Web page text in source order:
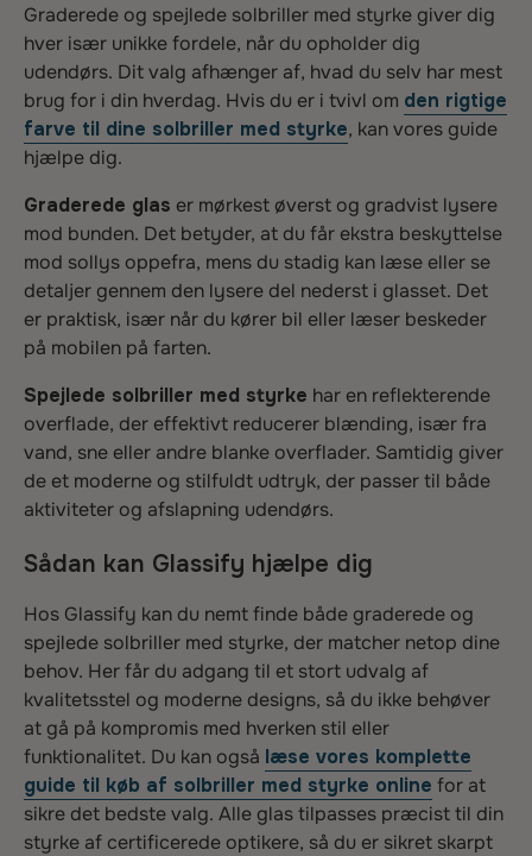
Graderede og spejlede solbriller med styrke giver dig
hver især unikke fordele, når du opholder dig
udendørs. Dit valg afhænger af, hvad du selv har mest
brug for i din hverdag. Hvis du er i tvivl om den rigtige
farve til dine solbriller med styrke, kan vores guide
hjælpe dig.
Graderede glas er mørkest øverst og gradvist lysere
mod bunden. Det betyder, at du får ekstra beskyttelse
mod sollys oppefra, mens du stadig kan læse eller se
detaljer gennem den lysere del nederst i glasset. Det
er praktisk, især når du kører bil eller læser beskeder
på mobilen på farten.
Spejlede solbriller med styrke har en reflekterende
overflade, der effektivt reducerer blænding, især fra
vand, sne eller andre blanke overflader. Samtidig giver
de et moderne og stilfuldt udtryk, der passer til både
aktiviteter og afslapning udendørs.
Sådan kan Glassify hjælpe dig
Hos Glassify kan du nemt finde både graderede og
spejlede solbriller med styrke, der matcher netop dine
behov. Her får du adgang til et stort udvalg af
kvalitetsstel og moderne designs, så du ikke behøver
at gå på kompromis med hverken stil eller
funktionalitet. Du kan også læse vores komplette
guide til køb af solbriller med styrke online for at
sikre det bedste valg. Alle glas tilpasses præcist til din
styrke af certificerede optikere, så du er sikret skarpt